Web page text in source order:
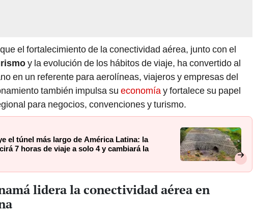
el fortalecimiento de la conectividad aérea, junto con el
y la evolución de los hábitos de viaje, ha convertido al
en un referente para aerolíneas, viajeros y empresas del
también impulsa su economíay fortalece su papel
para negocios, convenciones y turismo.
el túnel más largo de América Latina: la
7 horas de viaje a solo 4 y cambiará la
lidera la conectividad aérea en